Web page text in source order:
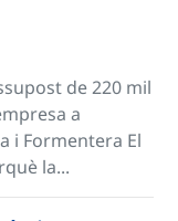
de 220 mil
a
i Formentera El
la...